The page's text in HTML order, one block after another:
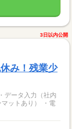
3日以内公開
み！残業少
ットあり） ・電